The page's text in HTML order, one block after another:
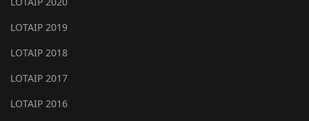
LOTAIP 2019
LOTAIP 2018
LOTAIP 2017
LOTAIP 2016